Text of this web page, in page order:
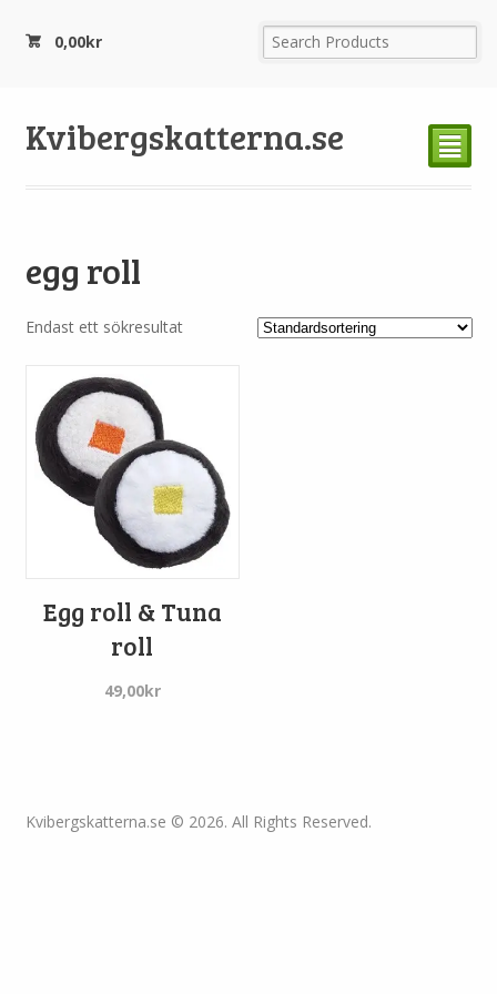
0,00kr
Kvibergskatterna.se ²
egg roll
Endast ett sökresultat
Egg roll & Tuna
roll
49,00kr
Kvibergskatterna.se © 2026. All Rights Reserved.